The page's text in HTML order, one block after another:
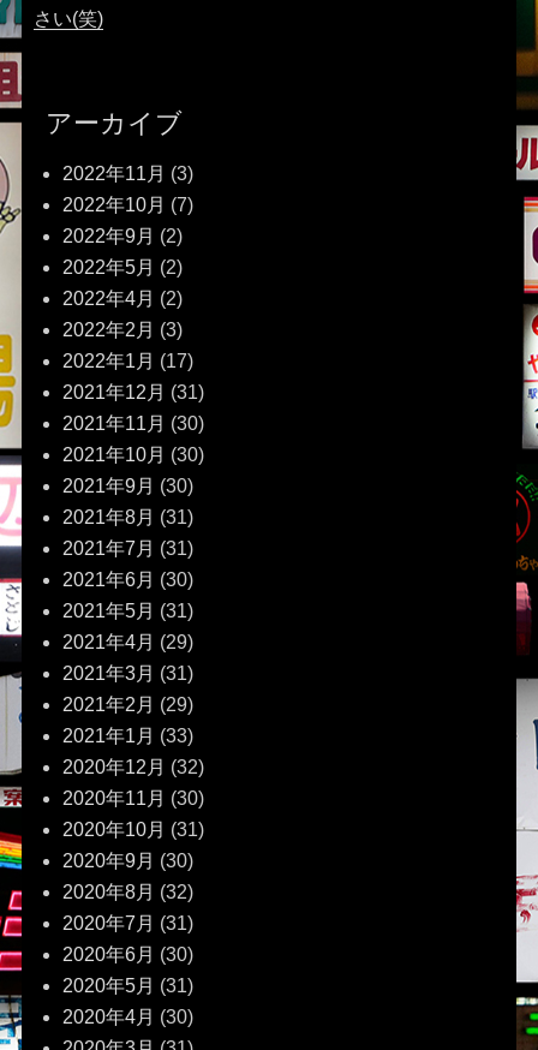
さい(笑)
アーカイブ
2022年11月 (3)
2022年10月 (7)
2022年9月 (2)
2022年5月 (2)
2022年4月 (2)
2022年2月 (3)
2022年1月 (17)
2021年12月 (31)
2021年11月 (30)
2021年10月 (30)
2021年9月 (30)
2021年8月 (31)
2021年7月 (31)
2021年6月 (30)
2021年5月 (31)
2021年4月 (29)
2021年3月 (31)
2021年2月 (29)
2021年1月 (33)
2020年12月 (32)
2020年11月 (30)
2020年10月 (31)
2020年9月 (30)
2020年8月 (32)
2020年7月 (31)
2020年6月 (30)
2020年5月 (31)
2020年4月 (30)